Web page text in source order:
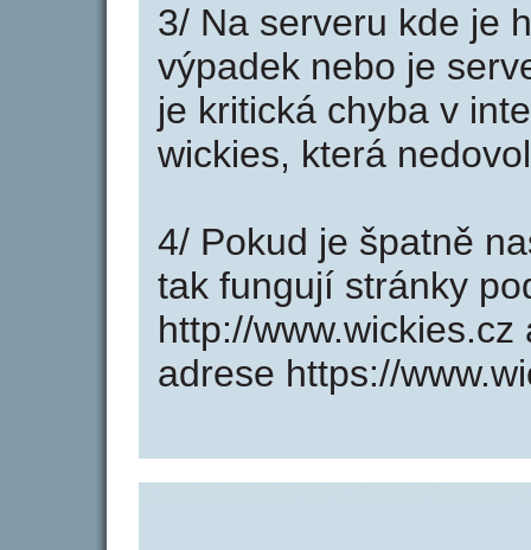
3/ Na serveru kde je
výpadek nebo je
je kritická chyba v
wickies, která
4/ Pokud je špatně
tak fungují stránky
http://
adrese https://